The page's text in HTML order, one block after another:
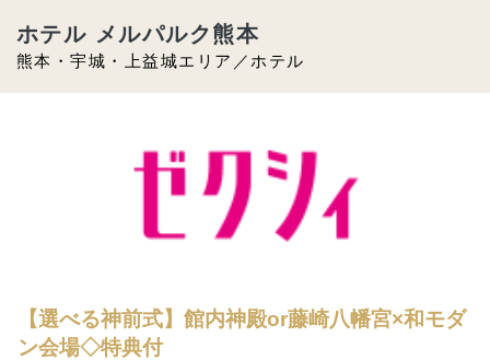
熊本・宇城・上益城エリア／ホテル
ホテル メルパルク熊本
【選べる神前式】館内神殿or藤崎八幡宮×和モダ
ン会場◇特典付